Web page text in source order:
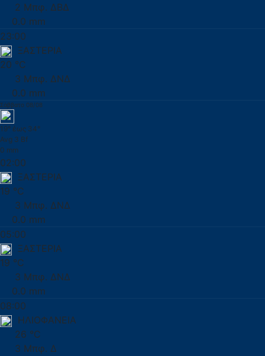
2 Μπφ. ΔΒΔ
0.0 mm
23:00
ΞΑΣΤΕΡΙΑ
20 °C
3 Μπφ. ΔΝΔ
0.0 mm
Σάββατο 08/08
19° έως 34°
Avg 3 Bf
0 mm
02:00
ΞΑΣΤΕΡΙΑ
19 °C
3 Μπφ. ΔΝΔ
0.0 mm
05:00
ΞΑΣΤΕΡΙΑ
19 °C
3 Μπφ. ΔΝΔ
0.0 mm
08:00
ΗΛΙΟΦΑΝΕΙΑ
26 °C
3 Μπφ. Δ